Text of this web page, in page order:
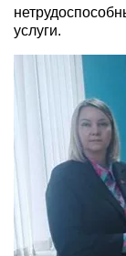
услуги.